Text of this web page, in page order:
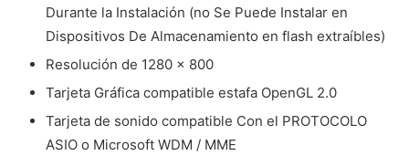
Durante la Instalación (no Se Puede Instalar en
Dispositivos De Almacenamiento en flash extraíbles)
Resolución de 1280 × 800
Tarjeta Gráfica compatible estafa OpenGL 2.0
Tarjeta de sonido compatible Con el PROTOCOLO
ASIO o Microsoft WDM / MME